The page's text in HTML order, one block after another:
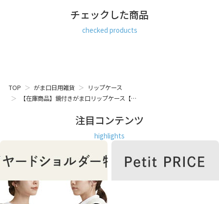
リップケース レディース 鏡付き ミラー付き かがみ カガミ リ
ップ スティック 口紅 グロス ルージュ ティント バーム クレヨ
チェックした商品
checked products
TOP がま口日用雑貨
リップケース
【在庫商品】鏡付きがま口リップケース【…
注目コンテンツ
highlights